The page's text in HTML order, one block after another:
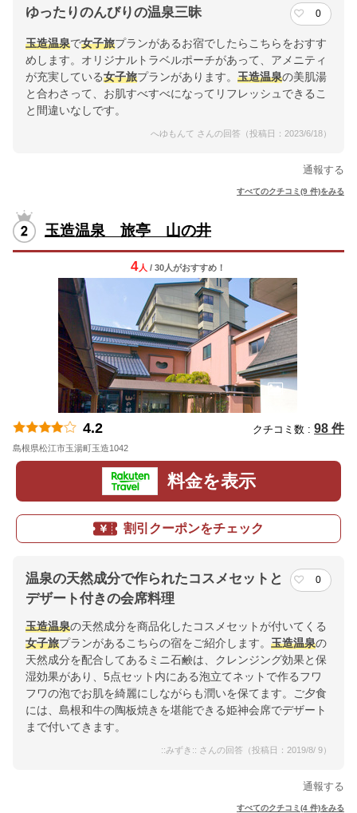
ゆったりのんびりの温泉三昧 0
玉造温泉で女子旅プランがあるお宿でしたらこちらをおすす
めします。オリジナルトラベルポーチがあって、アメニティ
が充実している女子旅プランがあります。 玉造温泉の美肌湯
と合わさって、お肌すべすべになってリフレッシュできるこ
と間違いなしです。
へゆもんて さんの回答（投稿日：2023/6/18）
通報する
すべてのクチコミ(9 件)をみる
玉造温泉 旅亭 山の井
4人 / 30人がおすすめ！
4.2 クチコミ数 : 98 件
島根県松江市玉湯町玉造1042
料金を表示
割引クーポンをチェック
温泉の天然成分で作られたコスメセットと
デザート付きの会席料理
0
玉造温泉の天然成分を商品化したコスメセットが付いてくる
女子旅プランがあるこちらの宿をご紹介します。 玉造温泉の
天然成分を配合してあるミニ石鹸は、クレンジング効果と保
湿効果があり、5点セット内にある泡立てネットで作るフワ
フワの泡でお肌を綺麗にしながらも潤いを保てます。ご夕食
には、島根和牛の陶板焼きを堪能できる姫神会席でデザート
まで付いてきます。
::みずき:: さんの回答（投稿日：2019/8/ 9）
通報する
すべてのクチコミ(4 件)をみる